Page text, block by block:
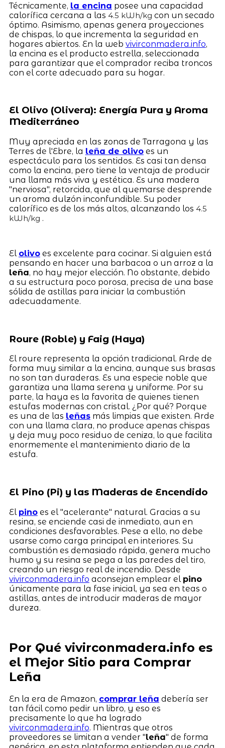
Técnicamente, la encina posee una capacidad
calorífica cercana a las 4.5 kWh/kg con un secado
óptimo. Asimismo, apenas genera proyecciones
de chispas, lo que incrementa la seguridad en
hogares abiertos. En la web vivirconmadera.info,
la encina es el producto estrella, seleccionada
para garantizar que el comprador reciba troncos
con el corte adecuado para su hogar.
El Olivo (Olivera): Energía Pura y Aroma
Mediterráneo
Muy apreciada en las zonas de Tarragona y las
Terres de l'Ebre, la leña de olivoes un
espectáculo para los sentidos. Es casi tan densa
como la encina, pero tiene la ventaja de producir
una llama más viva y estética. Es una madera
"nerviosa", retorcida, que al quemarse desprende
un aroma dulzón inconfundible. Su poder
calorífico es de los más altos, alcanzando los 4.5
kWh/kg .
El olivoes excelente para cocinar. Si alguien está
pensando en hacer una barbacoa o un arroz a la
leña, no hay mejor elección. No obstante, debido
a su estructura poco porosa, precisa de una base
sólida de astillas para iniciar la combustión
adecuadamente.
Roure (Roble) y Faig (Haya)
El roure representa la opción tradicional. Arde de
forma muy similar a la encina, aunque sus brasas
no son tan duraderas. Es una especie noble que
garantiza una llama serena y uniforme. Por su
parte, la haya es la favorita de quienes tienen
estufas modernas con cristal. ¿Por qué? Porque
es una de las leñasmás limpias que existen. Arde
con una llama clara, no produce apenas chispas
y deja muy poco residuo de ceniza, lo que facilita
enormemente el mantenimiento diario de la
estufa.
El Pino (Pi) y las Maderas de Encendido
El pinoes el "acelerante" natural. Gracias a su
resina, se enciende casi de inmediato, aun en
condiciones desfavorables. Pese a ello, no debe
usarse como carga principal en interiores. Su
combustión es demasiado rápida, genera mucho
humo y su resina se pega a las paredes del tiro,
creando un riesgo real de incendio. Desde
vivirconmadera.info aconsejan emplear el pino
únicamente para la fase inicial, ya sea en teas o
astillas, antes de introducir maderas de mayor
dureza.
Por Qué vivirconmadera.info es
el Mejor Sitio para Comprar
Leña
En la era de Amazon, comprar leña debería ser
tan fácil como pedir un libro, y eso es
precisamente lo que ha logrado
vivirconmadera.info. Mientras que otros
proveedores se limitan a vender "leña" de forma